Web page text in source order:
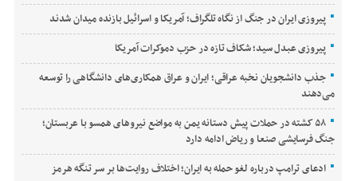
پیروزی ایران در جنگ از نگاه تلگراف؛ آمریکا و اسرائیل بازنده میدان شدند
پیروزی عبدل سید؛ شکاف تازه در حزب دموکرات آمریکا
جذب دانشجویان نخبه عراقی؛ ایران و عراق همکاری‌های دانشگاهی را توسعه
می‌دهند
۵۸ کشته در حملات پیش دستانه یمن به مواضع نیروهای همسو با عربستان؛
جنگ فرسایشی صنعا و ریاض ادامه دارد
ادعای ترامپ درباره لغو حمله به ایران؛ اختلاف روایت‌ها بر سر تنگه هرمز